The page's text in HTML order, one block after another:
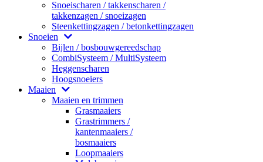
Snoeischaren / takkenscharen /
takkenzagen / snoeizagen
Steenkettingzagen / betonkettingzagen
Snoeien
Bijlen / bosbouwgereedschap
CombiSysteem / MultiSysteem
Heggenscharen
Hoogsnoeiers
Maaien
Maaien en trimmen
Grasmaaiers
Grastrimmers /
kantenmaaiers /
bosmaaiers
Loopmaaiers